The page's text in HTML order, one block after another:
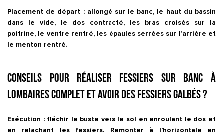
Placement de départ : allongé sur le banc, le haut du bassin
dans le vide, le dos contracté, les bras croisés sur la
poitrine, le ventre rentré, les épaules serrées sur l’arrière et
le menton rentré.
Conseils pour réaliser Fessiers sur banc à
lombaires complet et avoir des fessiers galbés ?
Exécution : fléchir le buste vers le sol en enroulant le dos et
en relachant les fessiers. Remonter à l’horizontale en